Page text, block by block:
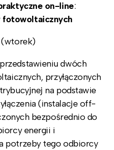
on-line:
(wtorek)
dwóch
przyłączonych
na podstawie
(instalacje off-
bezpośrednio do
energii i
potrzeby tego odbiorcy